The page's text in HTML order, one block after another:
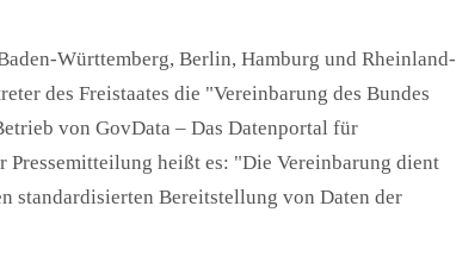
Württemberg, Berlin, Hamburg und Rheinland-
des Freistaates die "Vereinbarung des Bundes
von GovData – Das Datenportal für
heißt es: "Die Vereinbarung dient
standardisierten Bereitstellung von Daten der